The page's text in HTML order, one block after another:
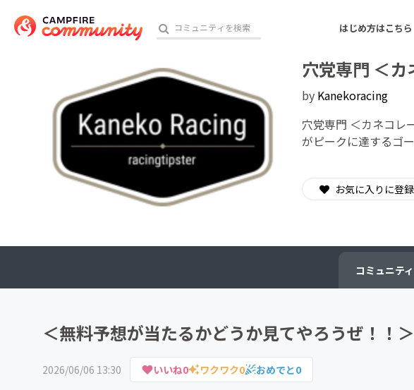
はじめ方はこちら
おすすめのコミュニティ
アート・写真
テクノロジー・ガジェット
ゲーム・サー
チャレンジ
CAMPFIRE for
穴党専門 ＜
by Kanekoracing
穴党専門 ＜カネコレ
がピークに達するゴ
お気に入りに登
コミュニティ
＜無料予想が当たるかどうか見てやろうぜ！！＞
2026/06/06 13:30 いいね0 ワクワク0 おめでと0